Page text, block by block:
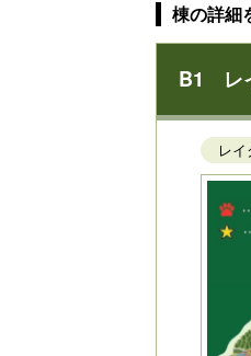
棟の詳細
B1 レ
レ